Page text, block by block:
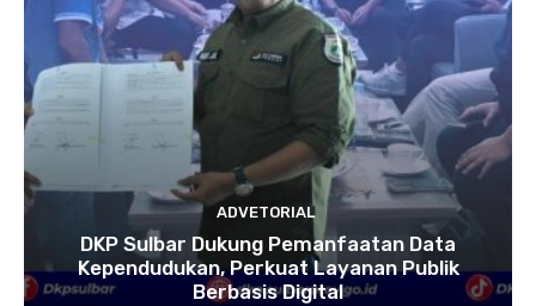
ADVETORIAL
DKP Sulbar Dukung Pemanfaatan Data
Kependudukan, Perkuat Layanan Publik
Berbasis Digital